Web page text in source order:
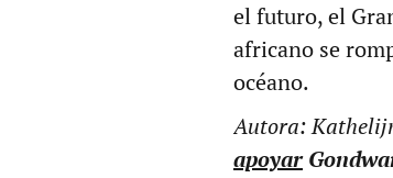
el futuro, el
africano se
océano.
Autora:
apoyar